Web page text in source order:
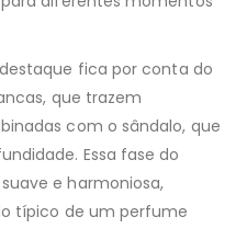
fica por conta do
que trazem
com o sândalo, que
Essa fase do
e harmoniosa,
típico de um perfume